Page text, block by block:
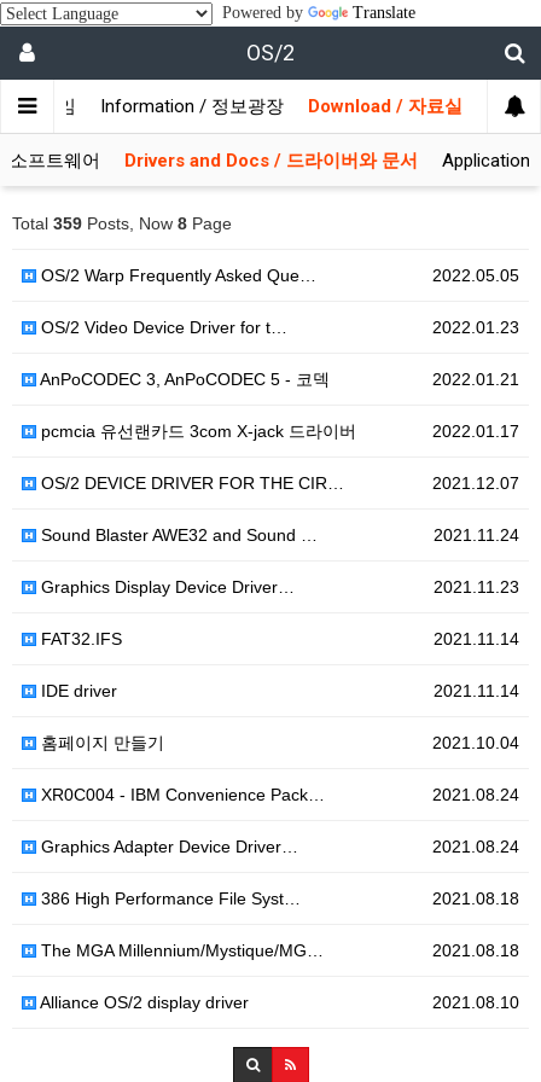
Powered by Translate
OS/2
자모임 Information / 정보광장 Download / 자료실
소프트웨어 Drivers and Docs / 드라이버와 문서
Total 359 Posts, Now 8 Page
2022.05.05
OS/2 Warp Frequently Asked Que…
2022.01.23
OS/2 Video Device Driver for t…
2022.01.21
AnPoCODEC 3, AnPoCODEC 5 - 코덱
2022.01.17
pcmcia 유선랜카드 3com X-jack 드라이버
2021.12.07
OS/2 DEVICE DRIVER FOR THE CIR…
2021.11.24
Sound Blaster AWE32 and Sound …
2021.11.23
Graphics Display Device Driver…
2021.11.14
FAT32.IFS
2021.11.14
IDE driver
2021.10.04
홈페이지 만들기
2021.08.24
XR0C004 - IBM Convenience Pack…
2021.08.24
Graphics Adapter Device Driver…
2021.08.18
386 High Performance File Syst…
2021.08.18
The MGA Millennium/Mystique/MG…
2021.08.10
Alliance OS/2 display driver